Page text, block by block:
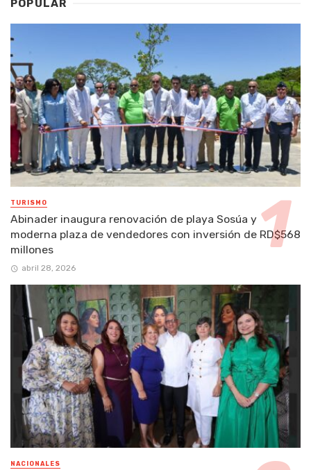
POPULAR
TURISMO
Abinader inaugura renovación de playa Sosúa y
moderna plaza de vendedores con inversión de RD$568
millones
abril 28, 2026
NACIONALES